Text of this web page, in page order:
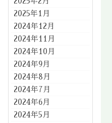
2025年1月
2024年12月
2024年11月
2024年10月
2024年9月
2024年8月
2024年7月
2024年6月
2024年5月